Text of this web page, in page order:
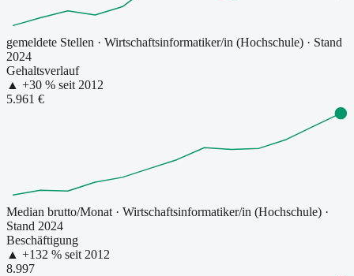
gemeldete Stellen · Wirtschaftsinformatiker/in (Hochschule) · Stand
2024
Gehaltsverlauf
▲ +30 % seit 2012
5.961 €
Median brutto/Monat · Wirtschaftsinformatiker/in (Hochschule) ·
Stand 2024
Beschäftigung
▲ +132 % seit 2012
8.997